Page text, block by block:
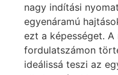
nagy indítási
egyenáramú
ezt a képességet.
fordulatszámon
ideálissá teszi az